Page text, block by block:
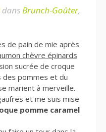
dansBrunch-Goûter,
de pain de mie après
chèvre épinards
sucrée de croque
des pommes et du
marient à merveille.
et me suis mise
pomme caramel